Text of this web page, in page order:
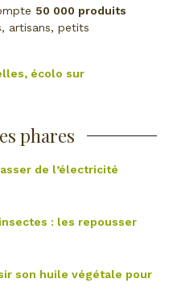
50 000 produits
, artisans, petits
écolo sur
phares
de l’électricité
: les repousser
son huile végétale pour